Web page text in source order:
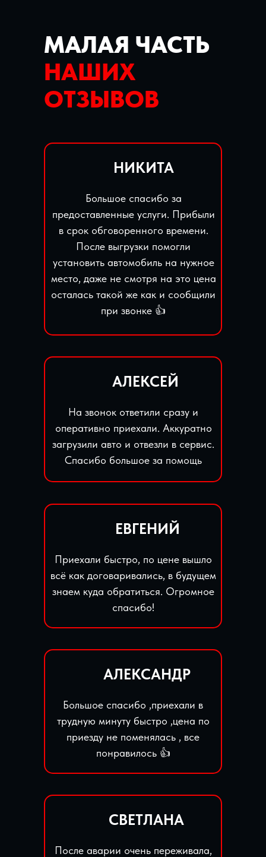
МАЛАЯ ЧАСТЬ
НАШИХ
ОТЗЫВОВ
НИКИТА
Большое спасибо за
предоставленные услуги. Прибыли
в срок обговоренного времени.
После выгрузки помогли
установить автомобиль на нужное
место, даже не смотря на это цена
осталась такой же как и сообщили
при звонке 👍
АЛЕКСЕЙ
На звонок ответили сразу и
оперативно приехали. Аккуратно
загрузили авто и отвезли в сервис.
Спасибо большое за помощь
ЕВГЕНИЙ
Приехали быстро, по цене вышло
всё как договаривались, в будущем
знаем куда обратиться. Огромное
спасибо!
АЛЕКСАНДР
Большое спасибо ,приехали в
трудную минуту быстро ,цена по
приезду не поменялась , все
понравилось 👍
СВЕТЛАНА
После аварии очень переживала,